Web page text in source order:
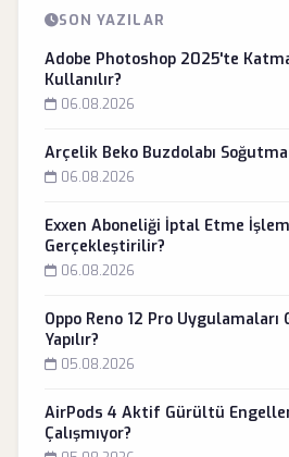
SON YAZILAR
Adobe Photoshop 2025'te
Kullanılır?
06.08.2026
Arçelik Beko Buzdolabı Soğutma
06.08.2026
Exxen Aboneliği İptal Etme
Gerçekleştirilir?
06.08.2026
Oppo Reno 12 Pro Uygulamaları
Yapılır?
05.08.2026
AirPods 4 Aktif Gürültü
Çalışmıyor?